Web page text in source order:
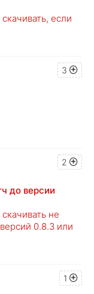
если
3
2
до версии
не
0.8.3 или
1